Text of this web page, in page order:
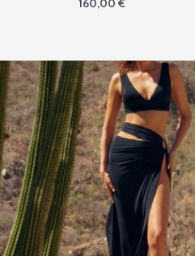
160,00 €